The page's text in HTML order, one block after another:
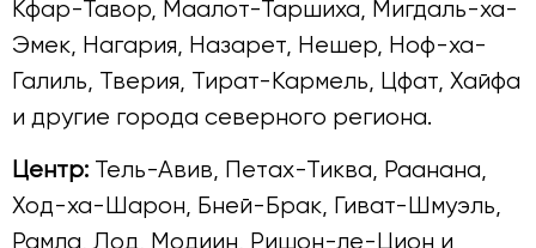
Кфар-Тавор, Маалот-Таршиха, Мигдаль-ха-
Эмек, Нагария, Назарет, Нешер, Ноф-ха-
Галиль, Тверия, Тират-Кармель, Цфат, Хайфа
и другие города северного региона.
Центр: Тель-Авив, Петах-Тиква, Раанана,
Ход-ха-Шарон, Бней-Брак, Гиват-Шмуэль,
Рамла, Лод, Модиин, Ришон-ле-Цион и